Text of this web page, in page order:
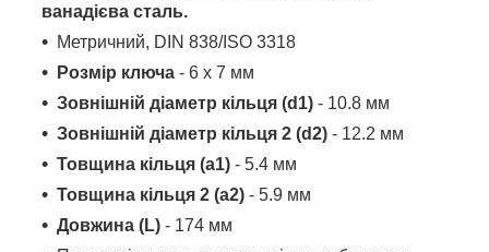
ванадієва сталь.
Метричний, DIN 838/ISO 3318
Розмір ключа - 6 x 7 мм
Зовнішній діаметр кільця (d1) - 10.8 мм
Зовнішній діаметр кільця 2 (d2) - 12.2 мм
Товщина кільця (a1) - 5.4 мм
Товщина кільця 2 (a2) - 5.9 мм
Довжина (L) - 174 мм